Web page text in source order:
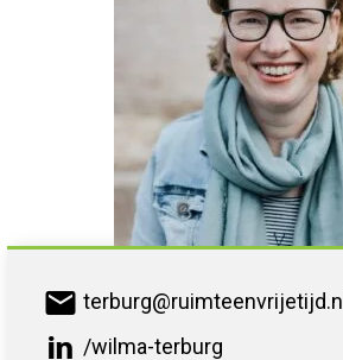
mail terburg@ruimteenvrijetijd.nl
/wilma-terburg